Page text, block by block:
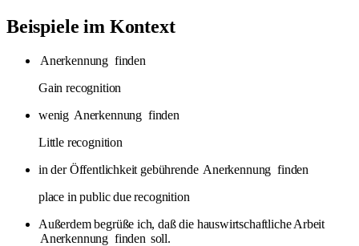
Beispiele im Kontext
Anerkennung finden
Gain recognition
wenig Anerkennung finden
Little recognition
in der Öffentlichkeit gebührende Anerkennung finden
place in public due recognition
Außerdem begrüße ich, daß die hauswirtschaftliche Arbeit
Anerkennung finden soll.